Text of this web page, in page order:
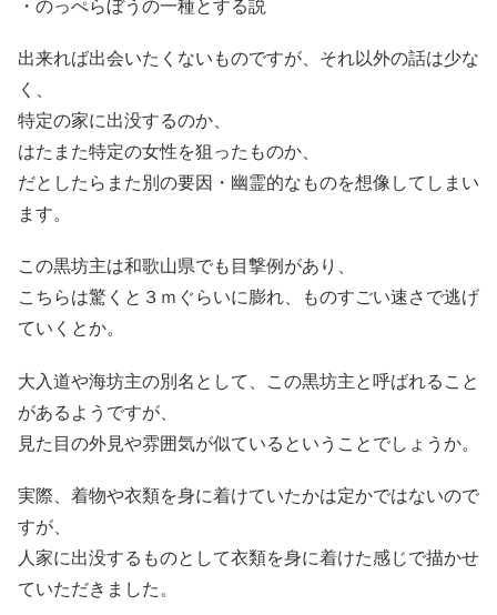
・のっぺらぼうの一種とする説
出来れば出会いたくないものですが、それ以外の話は少な
く、
特定の家に出没するのか、
はたまた特定の女性を狙ったものか、
だとしたらまた別の要因・幽霊的なものを想像してしまい
ます。
この黒坊主は和歌山県でも目撃例があり、
こちらは驚くと３ｍぐらいに膨れ、ものすごい速さで逃げ
ていくとか。
大入道や海坊主の別名として、この黒坊主と呼ばれること
があるようですが、
見た目の外見や雰囲気が似ているということでしょうか。
実際、着物や衣類を身に着けていたかは定かではないので
すが、
人家に出没するものとして衣類を身に着けた感じで描かせ
ていただきました。